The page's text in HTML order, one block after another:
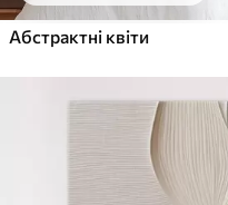
Абстрактні квіти